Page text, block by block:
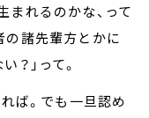
れるのかな、って
の諸先輩方とかに
？」って。
ば。でも一旦認め